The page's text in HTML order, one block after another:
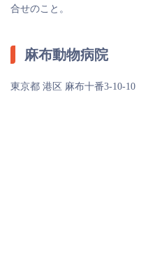
合せのこと。
麻布動物病院
東京都 港区 麻布十番3-10-10